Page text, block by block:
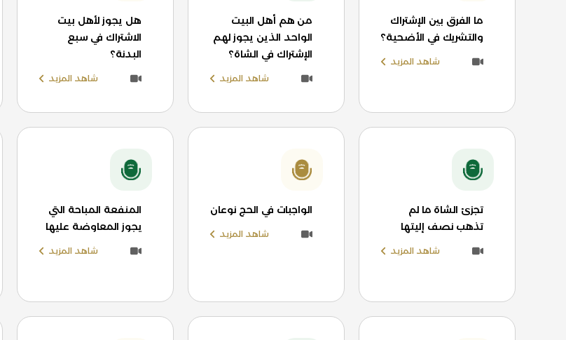
ما الفرق بين الإشتراك
والتشريك في الأضحية؟
شاهد المزيد
من هم أهل البيت
الواحد الذين يجوز لهم
الإشتراك في الشاة؟
شاهد المزيد
هل يجوز لأهل بيت
الاشتراك في سبع
البدنة؟
شاهد المزيد
تجزئ الشاة ما لم
تذهب نصف إليتها
شاهد المزيد
الواجبات في الحج نوعان
شاهد المزيد
المنفعة المباحة التي
يجوز المعاوضة عليها
شاهد المزيد